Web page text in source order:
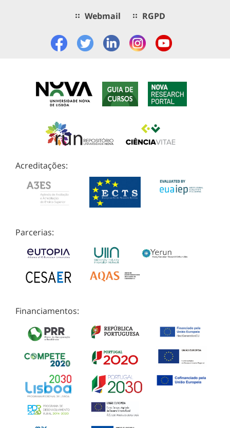
Webmail RGPD
Acreditações:
Parcerias:
Financiamentos: